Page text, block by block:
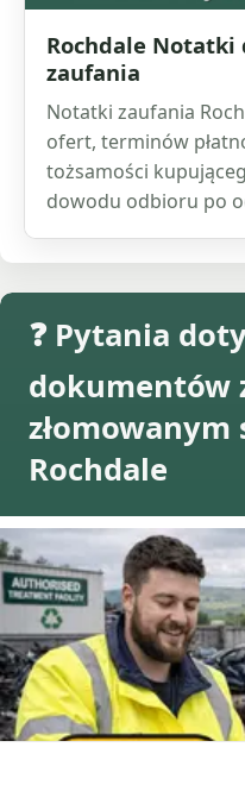
Rochdale Notatki
zaufania
Notatki zaufania
ofert, terminów
tożsamości
dowodu odbioru po
❓ Pytania
dokumentów
Rochdale